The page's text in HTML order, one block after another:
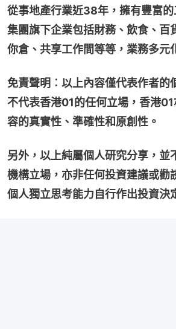
從事地產行業近38年，擁有豐富的
集團旗下企業包括財務、飲食、百
你倉、共享工作間等等，業務多元
免責聲明︰以上內容僅代表作者的
不代表香港01的任何立場，香港
容的真實性、準確性和原創性。
另外，以上純屬個人研究分享，並
機構立場，亦非任何投資建議或勸
個人獨立思考能力自行作出投資決